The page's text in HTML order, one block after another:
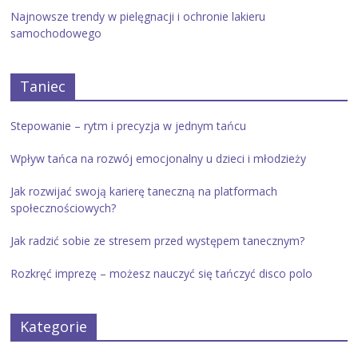
Najnowsze trendy w pielęgnacji i ochronie lakieru
samochodowego
Taniec
Stepowanie – rytm i precyzja w jednym tańcu
Wpływ tańca na rozwój emocjonalny u dzieci i młodzieży
Jak rozwijać swoją karierę taneczną na platformach
społecznościowych?
Jak radzić sobie ze stresem przed występem tanecznym?
Rozkręć imprezę – możesz nauczyć się tańczyć disco polo
Kategorie